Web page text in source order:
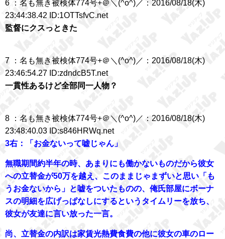
6 ：名も無き被検体774号+＠＼(^o^)／：2016/08/18(木)
23:44:38.42 ID:1OTTsfvC.net
監督にクスっときた
7 ：名も無き被検体774号+＠＼(^o^)／：2016/08/18(木)
23:46:54.27 ID:zdndcB5T.net
一貫性あるけど全部同一人物？
8 ：名も無き被検体774号+＠＼(^o^)／：2016/08/18(木)
23:48:40.03 ID:s846HRWq.net
3右：「お金ないって嘘じゃん」
無職期間約半年の時、あまりにも働かないものだから彼女
への立替金が50万を越え、このままじゃまずいと思い「も
うお金ないから」と嘘をついたものの、俺氏部屋にボーナ
スの明細を広げっぱなしにするというタイムリーを放ち、
彼女が友達に言い放った一言。
尚、立替金の内訳は家賃光熱費食費の他に彼女の車のロー